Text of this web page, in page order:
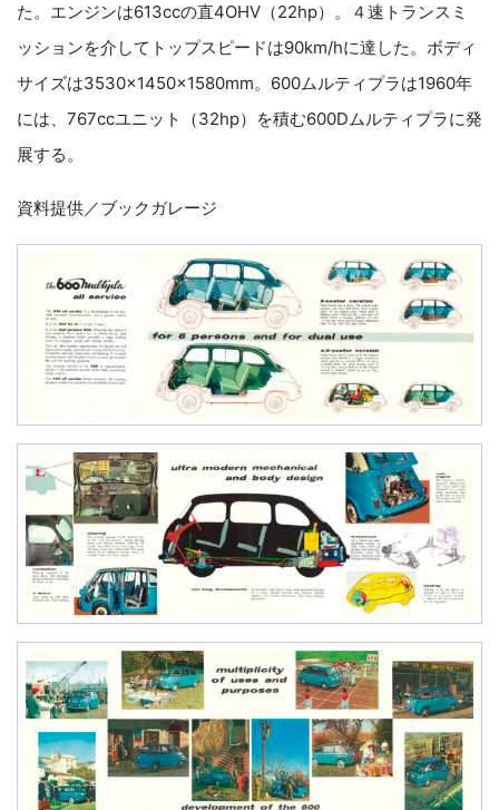
た。エンジンは613ccの直4OHV（22hp）。４速トランスミ
ッションを介してトップスピードは90km/hに達した。ボディ
サイズは3530×1450×1580mm。600ムルティプラは1960年
には、767ccユニット（32hp）を積む600Dムルティプラに発
展する。
資料提供／ブックガレージ